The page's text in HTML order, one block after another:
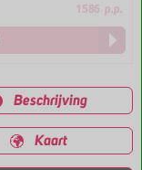
1586 p.p.
Beschrijving
Kaart